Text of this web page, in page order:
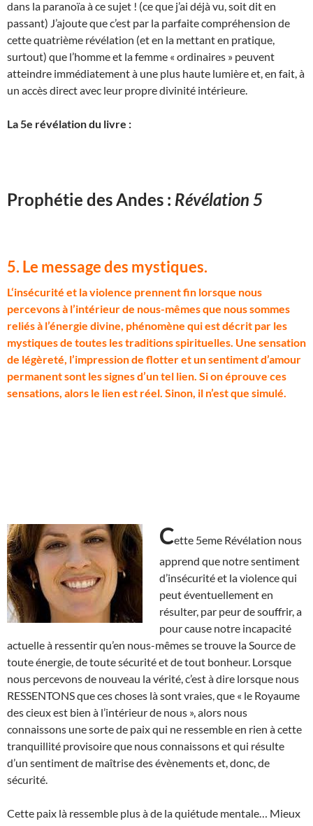
dans la paranoïa à ce sujet ! (ce que j’ai déjà vu, soit dit en
passant) J’ajoute que c’est par la parfaite compréhension de
cette quatrième révélation (et en la mettant en pratique,
surtout) que l’homme et la femme « ordinaires » peuvent
atteindre immédiatement à une plus haute lumière et, en fait, à
un accès direct avec leur propre divinité intérieure.
La 5e révélation du livre :
Prophétie des Andes : Révélation 5
5. Le message des mystiques.
L‘insécurité et la violence prennent fin lorsque nous
percevons à l’intérieur de nous-mêmes que nous sommes
reliés à l’énergie divine, phénomène qui est décrit par les
mystiques de toutes les traditions spirituelles. Une sensation
de légèreté, l’impression de flotter et un sentiment d’amour
permanent sont les signes d’un tel lien. Si on éprouve ces
sensations, alors le lien est réel. Sinon, il n’est que simulé.
Cette 5eme Révélation nous
apprend que notre sentiment
d’insécurité et la violence qui
peut éventuellement en
résulter, par peur de souffrir, a
pour cause notre incapacité
actuelle à ressentir qu’en nous-mêmes se trouve la Source de
toute énergie, de toute sécurité et de tout bonheur. Lorsque
nous percevons de nouveau la vérité, c’est à dire lorsque nous
RESSENTONS que ces choses là sont vraies, que « le Royaume
des cieux est bien à l’intérieur de nous », alors nous
connaissons une sorte de paix qui ne ressemble en rien à cette
tranquillité provisoire que nous connaissons et qui résulte
d’un sentiment de maîtrise des évènements et, donc, de
sécurité.
Cette paix là ressemble plus à de la quiétude mentale… Mieux